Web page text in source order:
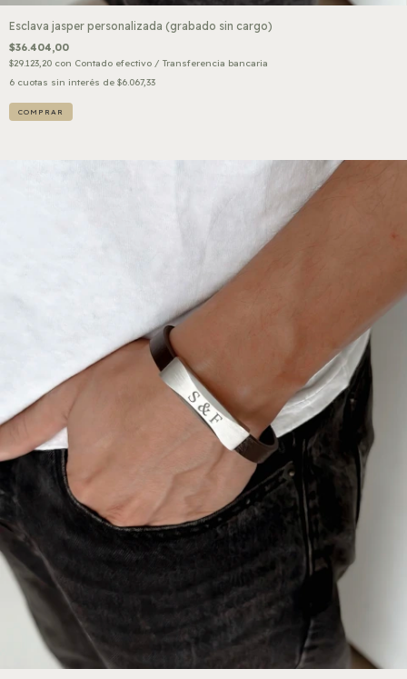
Esclava jasper personalizada (grabado sin cargo)
$36.404,00
$29.123,20 con Contado efectivo / Transferencia bancaria
6 cuotas sin interés de $6.067,33